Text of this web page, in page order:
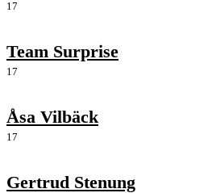
17
Team Surprise
17
Åsa Vilbäck
17
Gertrud Stenung